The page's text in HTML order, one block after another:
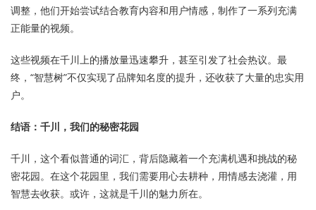
调整，他们开始尝试结合教育内容和用户情感，制作了一系列充满
正能量的视频。
这些视频在千川上的播放量迅速攀升，甚至引发了社会热议。最
终，“智慧树”不仅实现了品牌知名度的提升，还收获了大量的忠实用
户。
结语：千川，我们的秘密花园
千川，这个看似普通的词汇，背后隐藏着一个充满机遇和挑战的秘
密花园。在这个花园里，我们需要用心去耕种，用情感去浇灌，用
智慧去收获。或许，这就是千川的魅力所在。